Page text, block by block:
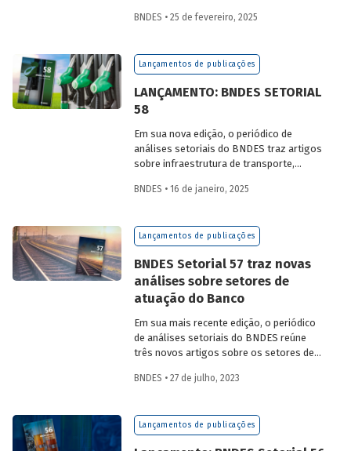
ambiental? Confira as estratégias que
BNDES • 25 de fevereiro, 2025
Lançamentos de publicações
LANÇAMENTO: BNDES SETORIAL
58
Em sua nova edição, o periódico de
análises setoriais do BNDES traz artigos
sobre infraestrutura de transporte,
sustentáveis, mercado de aeronaves,
BNDES • 16 de janeiro, 2025
Lançamentos de publicações
BNDES Setorial 57 traz novas
análises sobre setores de
atuação do Banco
Em sua mais recente edição, o periódico
de análises setoriais do BNDES reúne
três novos artigos sobre os setores de
defesa. Saiba mais e acesse os estudos
BNDES • 27 de julho, 2023
Lançamentos de publicações